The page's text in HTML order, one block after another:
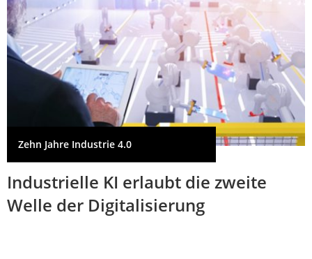
Zehn Jahre Industrie 4.0
Industrielle KI erlaubt die zweite
Welle der Digitalisierung